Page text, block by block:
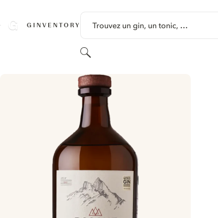
GINVENTORY Trouvez un gin, un tonic, …
Rechercher